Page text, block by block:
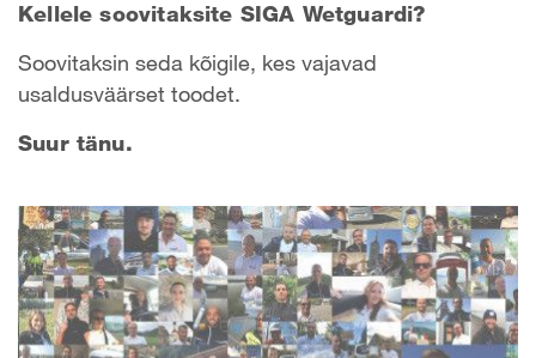
Kellele soovitaksite SIGA Wetguardi?
Soovitaksin seda kõigile, kes vajavad
usaldusväärset toodet.
Suur tänu.